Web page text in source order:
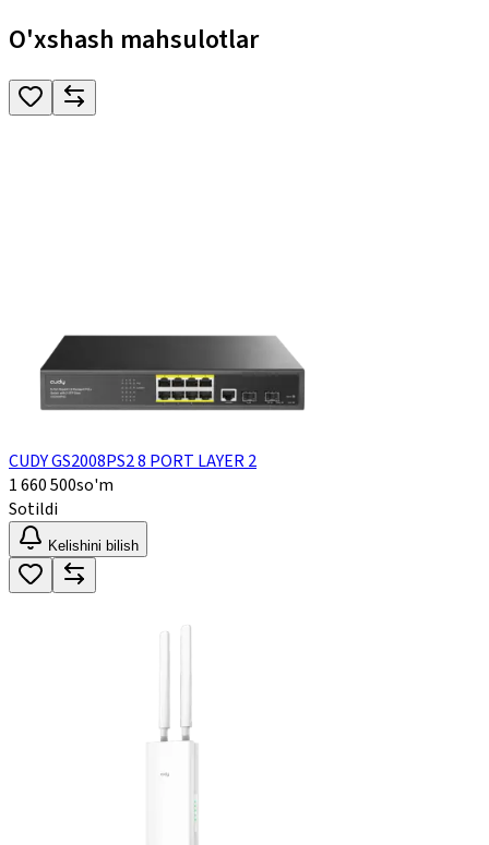
O'xshash mahsulotlar
CUDY GS2008PS2 8 PORT LAYER 2
1 660 500so'm
Sotildi
Kelishini bilish